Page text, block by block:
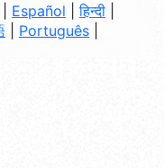
Español |हिन्दी
Português